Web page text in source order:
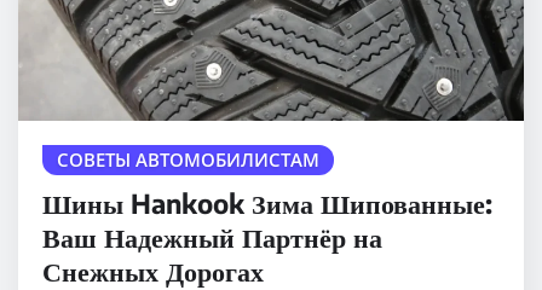
СОВЕТЫ АВТОМОБИЛИСТАМ
Шины Hankook Зима Шипованные:
Ваш Надежный Партнёр на
Снежных Дорогах